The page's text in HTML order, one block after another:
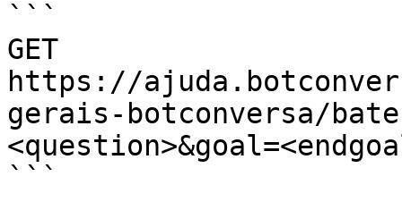
```
GET
https://
gerais-botconversa/
```